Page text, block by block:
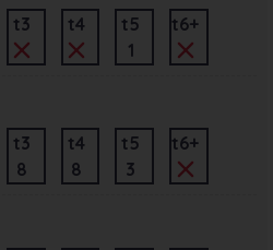
t3 t4
t5
1
t6+
t3
8
t4
8
t5
3
t6+